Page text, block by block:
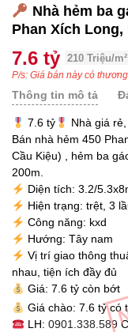
Nhà hẻm ba
Phan Xích Long,
7.6 tỷ 210 Triệu/m²
P/s: Giá bán này có
Thông tin mô tả
7.6 tỷ
Nhà giá
Bán nhà hẻm 450
Cầu Kiệu) , hẻm ba
200m.
Diện tích: 3.2/
Hiện trạng: trệt, 3
Công năng: kxd
Hướng: Tây nam
Vị trí giao thông
nhau, tiện ích đầy đủ
Giá: 7.6 tỷ còn bớt
Giá chào: 7.6 tỷ có
LH: 0901.338.589